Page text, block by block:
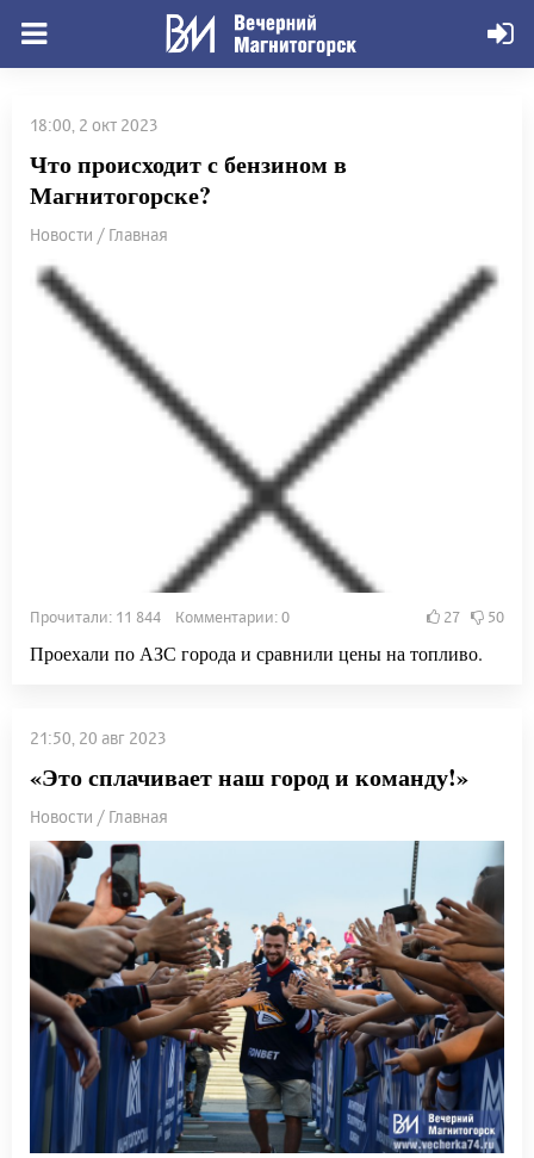
18:00, 2 окт 2023
Что происходит с бензином в
Магнитогорске?
Новости / Главная
Прочитали: 11 844 Комментарии: 0 27 50
Проехали по АЗС города и сравнили цены на топливо.
21:50, 20 авг 2023
«Это сплачивает наш город и команду!»
Новости / Главная